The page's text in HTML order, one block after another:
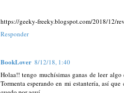
https://geeky-freeky.blogspot.com/2018/12/
Responder
BookLover 8/12/18, 1:40
Holaa!! tengo muchísimas ganas de leer
Tormenta esperando en mi estantería, así